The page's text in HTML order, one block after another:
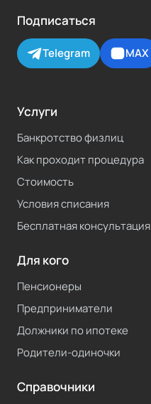
Подписаться
Telegram MAX
Услуги
Банкротство физлиц
Как проходит процедура
Стоимость
Условия списания
Бесплатная консультация
Для кого
Пенсионеры
Предприниматели
Должники по ипотеке
Родители-одиночки
Справочники